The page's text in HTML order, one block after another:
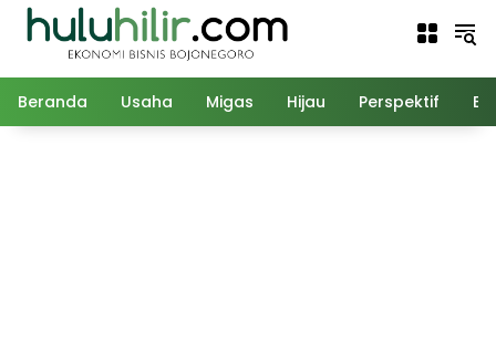
Langsung
Beranda Usaha Migas Hijau Perspektif